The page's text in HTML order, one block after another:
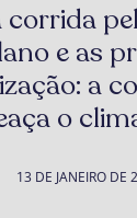
corrida
e as
a
o
13 DE JANEIRO DE